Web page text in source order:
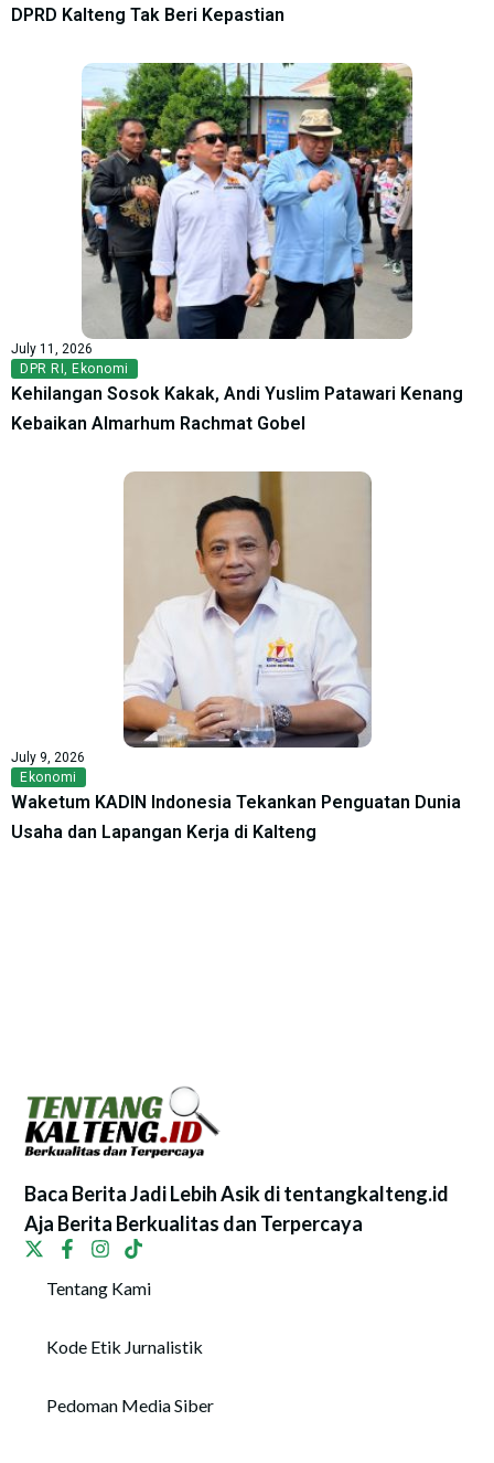
DPRD Kalteng Tak Beri Kepastian
July 11, 2026
DPR RI , Ekonomi
Kehilangan Sosok Kakak, Andi Yuslim Patawari Kenang
Kebaikan Almarhum Rachmat Gobel
July 9, 2026
Ekonomi
Waketum KADIN Indonesia Tekankan Penguatan Dunia
Usaha dan Lapangan Kerja di Kalteng
Baca Berita Jadi Lebih Asik di tentangkalteng.id
Aja Berita Berkualitas dan Terpercaya
Tentang Kami
Kode Etik Jurnalistik
Pedoman Media Siber